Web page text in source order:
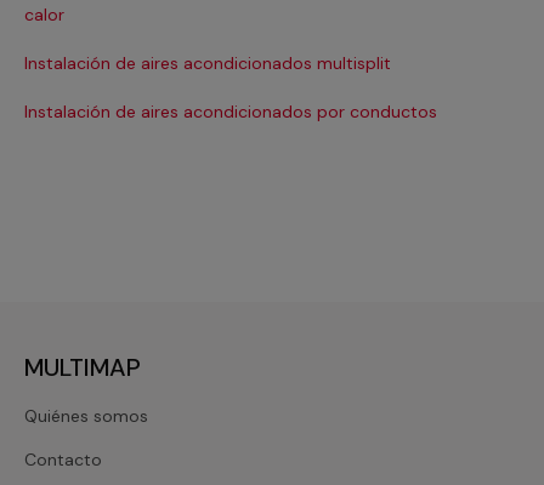
calor
Instalación de aires acondicionados multisplit
Instalación de aires acondicionados por conductos
MULTIMAP
Quiénes somos
Contacto